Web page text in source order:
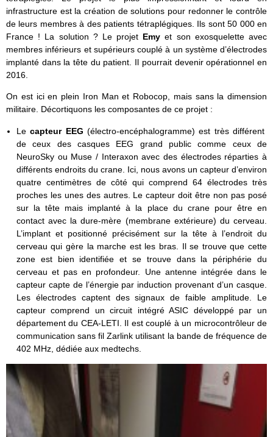
infrastructure est la création de solutions pour redonner le contrôle
de leurs membres à des patients tétraplégiques. Ils sont 50 000 en
France ! La solution ? Le projet Emy et son exosquelette avec
membres inférieurs et supérieurs couplé à un système d’électrodes
implanté dans la tête du patient. Il pourrait devenir opérationnel en
2016.
On est ici en plein Iron Man et Robocop, mais sans la dimension
militaire. Décortiquons les composantes de ce projet :
Lecapteur EEG (électro-encéphalogramme) est très différent
de ceux des casques EEG grand public comme ceux de
NeuroSky ou Muse / Interaxon avec des électrodes réparties à
différents endroits du crane. Ici, nous avons un capteur d’environ
quatre centimètres de côté qui comprend 64 électrodes très
proches les unes des autres. Le capteur doit être non pas posé
sur la tête mais implanté à la place du crane pour être en
contact avec la dure-mère (membrane extérieure) du cerveau.
L’implant et positionné précisément sur la tête à l’endroit du
cerveau qui gère la marche est les bras. Il se trouve que cette
zone est bien identifiée et se trouve dans la périphérie du
cerveau et pas en profondeur. Une antenne intégrée dans le
capteur capte de l’énergie par induction provenant d’un casque.
Les électrodes captent des signaux de faible amplitude. Le
capteur comprend un circuit intégré ASIC développé par un
département du CEA-LETI. Il est couplé à un microcontrôleur de
communication sans fil Zarlink utilisant la bande de fréquence de
402 MHz, dédiée aux medtechs.